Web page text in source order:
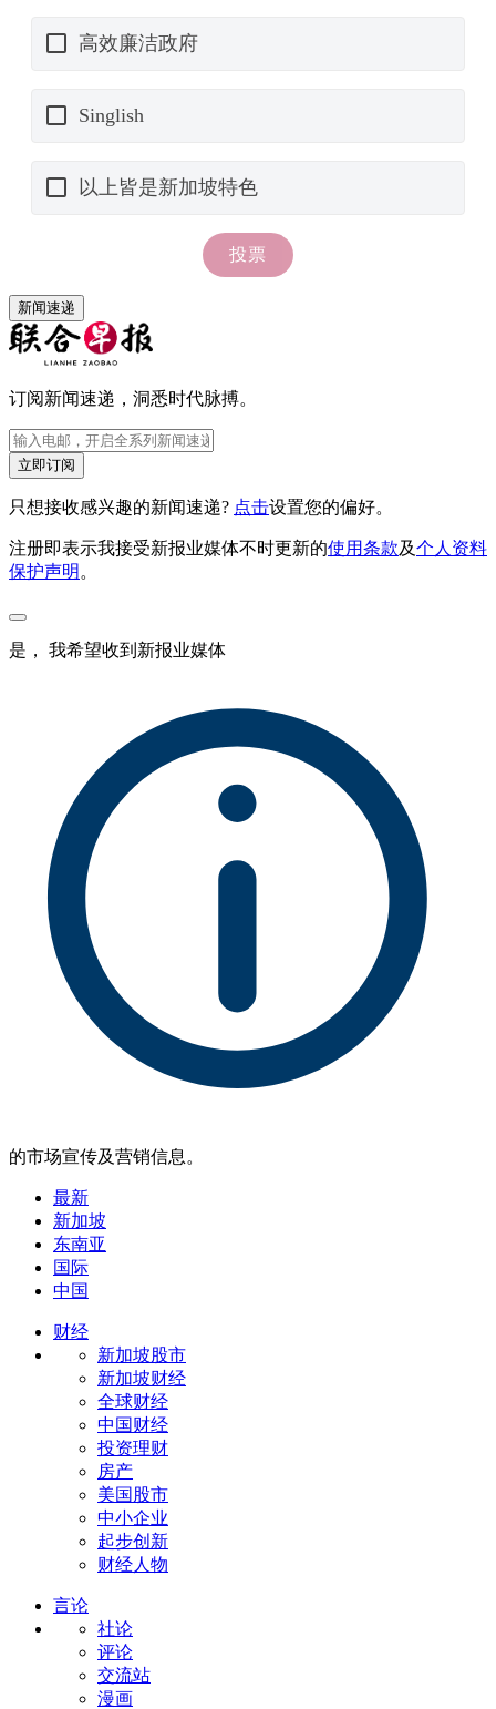
新闻速递
订阅新闻速递，洞悉时代脉搏。
立即订阅
只想接收感兴趣的新闻速递? 点击设置您的偏好。
注册即表示我接受新报业媒体不时更新的使用条款及个人资料
保护声明 。
是， 我希望收到新报业媒体
的市场宣传及营销信息。
最新
新加坡
东南亚
国际
中国
财经
新加坡股市
新加坡财经
全球财经
中国财经
投资理财
房产
美国股市
中小企业
起步创新
财经人物
言论
社论
评论
交流站
漫画